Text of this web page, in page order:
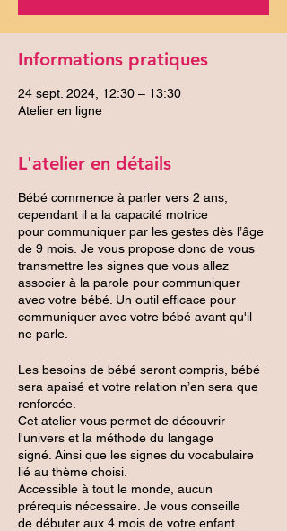
Informations pratiques
24 sept. 2024, 12:30 – 13:30
Atelier en ligne
L'atelier en détails
Bébé commence à parler vers 2 ans,
cependant il a la capacité motrice
pour communiquer par les gestes dès l’âge
de 9 mois. Je vous propose donc de vous
transmettre les signes que vous allez
associer à la parole pour communiquer
avec votre bébé. Un outil efficace pour
communiquer avec votre bébé avant qu'il
ne parle.
Les besoins de bébé seront compris, bébé
sera apaisé et votre relation n’en sera que
renforcée.
Cet atelier vous permet de découvrir
l'univers et la méthode du langage
signé. Ainsi que les signes du vocabulaire
lié au thème choisi.
Accessible à tout le monde, aucun
prérequis nécessaire. Je vous conseille
de débuter aux 4 mois de votre enfant.